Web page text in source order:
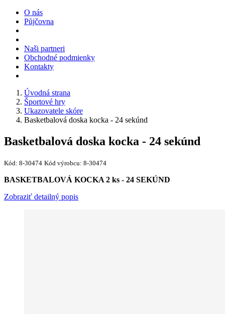
O nás
Půjčovna
Naši partneri
Obchodné podmienky
Kontakty
Úvodná strana
Športové hry
Ukazovatele skóre
Basketbalová doska kocka - 24 sekúnd
Basketbalová doska kocka - 24 sekúnd
Kód: 8-30474 Kód výrobcu: 8-30474
BASKETBALOVÁ KOCKA 2 ks - 24 SEKÚND
Zobraziť detailný popis